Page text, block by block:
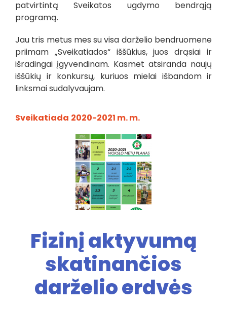
patvirtintą Sveikatos ugdymo bendrąją
programą.
Jau tris metus mes su visa darželio bendruomene
priimam „Sveikatiados“ iššūkius, juos drąsiai ir
išradingai įgyvendinam. Kasmet atsiranda naujų
iššūkių ir konkursų, kuriuos mielai išbandom ir
linksmai sudalyvaujam.
Sveikatiada 2020-2021 m. m.
Fizinį aktyvumą
skatinančios
darželio erdvės